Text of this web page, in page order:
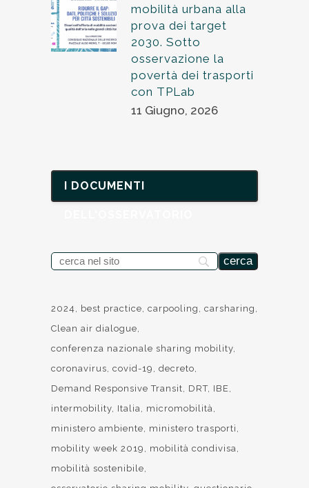
mobilità urbana alla
prova dei target
2030. Sotto
osservazione la
povertà dei trasporti
con TPLab
11 Giugno, 2026
I DOCUMENTI
2024 best practice carpooling
carsharing
Clean air dialogue
conferenza nazionale sharing mobility
coronavirus covid-19
decreto
Demand Responsive Transit
DRT IBE
intermobility Italia
micromobilità
ministero ambiente
ministero trasporti
mobility week 2019
mobilità condivisa
mobilità sostenibile